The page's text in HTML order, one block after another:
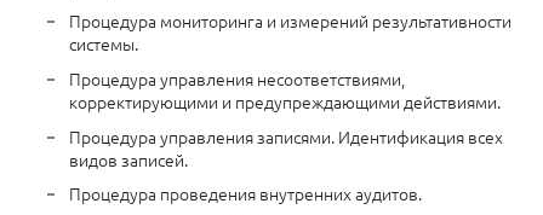
Процедура мониторинга и измерений результативности
системы.
Процедура управления несоответствиями,
корректирующими и предупреждающими действиями.
Процедура управления записями. Идентификация всех
видов записей.
Процедура проведения внутренних аудитов.